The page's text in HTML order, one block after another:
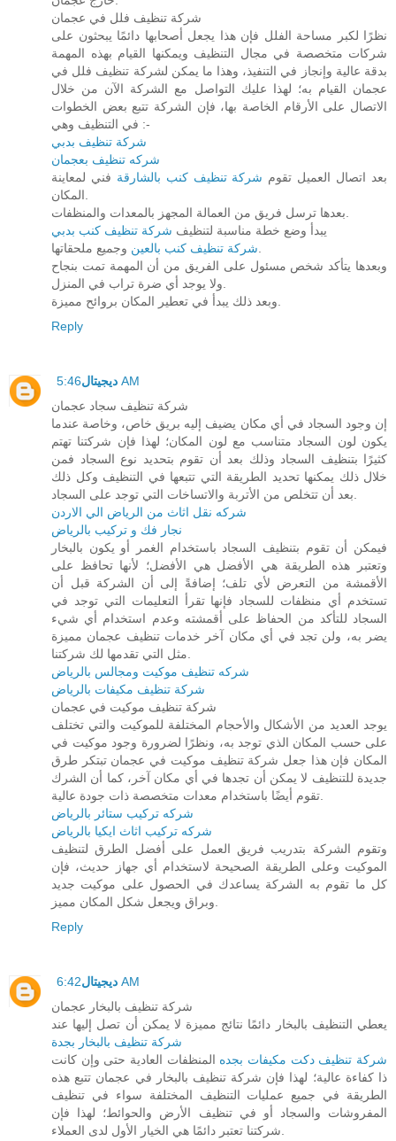
شركة تنظيف فلل في عجمان
نظرًا لكبر مساحة الفلل فإن هذا يجعل أصحابها دائمًا يبحثون على
شركات متخصصة في مجال التنظيف ويمكنها القيام بهذه المهمة
بدقة عالية وإنجاز في التنفيذ، وهذا ما يمكن لشركة تنظيف فلل في
عجمان القيام به؛ لهذا عليك التواصل مع الشركة الآن من خلال
الاتصال على الأرقام الخاصة بها، فإن الشركة تتبع بعض الخطوات
في التنظيف وهي :-
شركة تنظيف بدبي
شركه تنظيف بعجمان
بعد اتصال العميل تقوم شركة تنظيف كنب بالشارقة فني لمعاينة
يبدأ وضع خطة مناسبة لتنظيف شركة تنظيف كنب بدبي
شركة تنظيف كنب بالعين
وبعدها يتأكد شخص مسئول على الفريق من أن المهمة تمت بنجاح
Reply
ديجيتال 5:46 AM
شركة تنظيف سجاد عجمان
إن وجود السجاد في أي مكان يضيف إليه بريق خاص، وخاصة عندما
يكون لون السجاد متناسب مع لون المكان؛ لهذا فإن شركتنا تهتم
كثيرًا بتنظيف السجاد وذلك بعد أن تقوم بتحديد نوع السجاد فمن
خلال ذلك يمكنها تحديد الطريقة التي تتبعها في التنظيف وكل ذلك
شركه نقل اثاث من الرياض الي الاردن
نجار فك و تركيب بالرياض
فيمكن أن تقوم بتنظيف السجاد باستخدام الغمر أو يكون بالبخار
وتعتبر هذه الطريقة هي الأفضل هي الأفضل؛ لأنها تحافظ على
الأقمشة من التعرض لأي تلف؛ إضافةً إلى أن الشركة قبل أن
تستخدم أي منظفات للسجاد فإنها تقرأ التعليمات التي توجد في
السجاد للتأكد من الحفاظ على أقمشته وعدم استخدام أي شيء
يضر به، ولن تجد في أي مكان آخر خدمات تنظيف عجمان مميزة
شركه تنظيف موكيت ومجالس بالرياض
شركة تنظيف مكيفات بالرياض
شركة تنظيف موكيت في عجمان
يوجد العديد من الأشكال والأحجام المختلفة للموكيت والتي تختلف
على حسب المكان الذي توجد به، ونظرًا لضرورة وجود موكيت في
المكان فإن هذا جعل شركة تنظيف موكيت في عجمان تبتكر طرق
جديدة للتنظيف لا يمكن أن تجدها في أي مكان آخر، كما أن الشرك
شركه تركيب ستائر بالرياض
شركه تركيب اثاث ايكيا بالرياض
وتقوم الشركة بتدريب فريق العمل على أفضل الطرق لتنظيف
الموكيت وعلى الطريقة الصحيحة لاستخدام أي جهاز حديث، فإن
كل ما تقوم به الشركة يساعدك في الحصول على موكيت جديد
Reply
ديجيتال 6:42 AM
شركة تنظيف بالبخار عجمان
يعطي التنظيف بالبخار دائمًا نتائج مميزة لا يمكن أن تصل إليها عند
شركة تنظيف بالبخار بجدة
شركة تنظيف دكت مكيفات بجده المنظفات العادية حتى وإن كانت
ذا كفاءة عالية؛ لهذا فإن شركة تنظيف بالبخار في عجمان تتبع هذه
الطريقة في جميع عمليات التنظيف المختلفة سواء في تنظيف
المفروشات والسجاد أو في تنظيف الأرض والحوائط؛ لهذا فإن